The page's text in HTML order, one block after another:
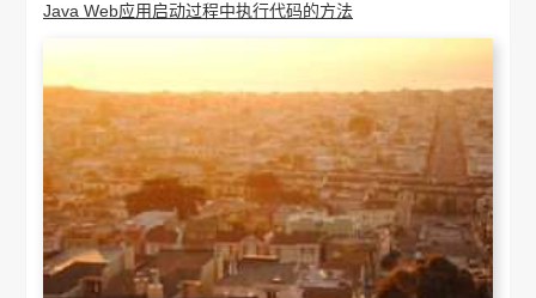
Java Web应用启动过程中执行代码的方法